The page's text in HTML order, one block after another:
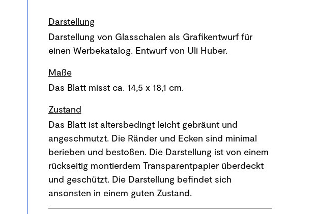
Darstellung
Darstellung von Glasschalen als Grafikentwurf für
einen Werbekatalog. Entwurf von Uli Huber.
Maße
Das Blatt misst ca. 14,5 x 18,1 cm.
Zustand
Das Blatt ist altersbedingt leicht gebräunt und
angeschmutzt. Die Ränder und Ecken sind minimal
berieben und bestoßen. Die Darstellung ist von einem
rückseitig montierdem Transparentpapier überdeckt
und geschützt. Die Darstellung befindet sich
ansonsten in einem guten Zustand.